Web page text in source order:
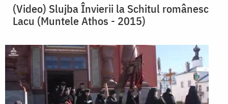
(Video) Slujba Învierii la Schitul românesc
Lacu (Muntele Athos - 2015)